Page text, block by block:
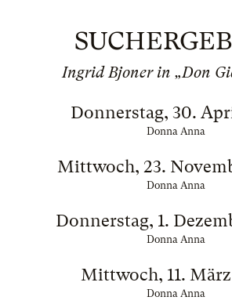
Ingrid Bjoner in „Don
Donnerstag, 30.
Donna Anna
Mittwoch, 23.
Donna Anna
Donnerstag, 1.
Donna Anna
Mittwoch, 11. März
Donna Anna